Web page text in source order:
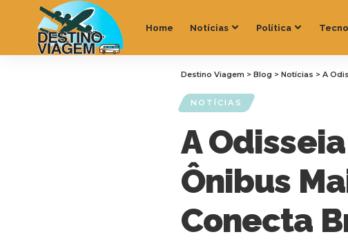
Home Notícias Política
Destino Viagem > Blog > Notícias > A
NOTÍCIAS
A
Ônibus
Conecta